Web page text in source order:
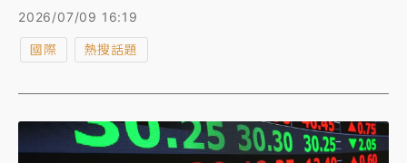
估，預期2026全年通膨率將觸及央行2%警戒線。
2026/07/09 16:19
國際 熱搜話題